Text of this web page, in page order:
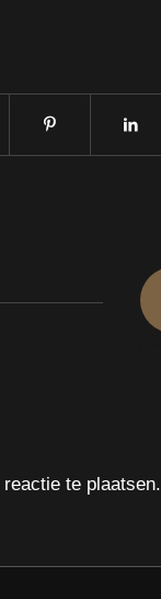
reactie te plaatsen.